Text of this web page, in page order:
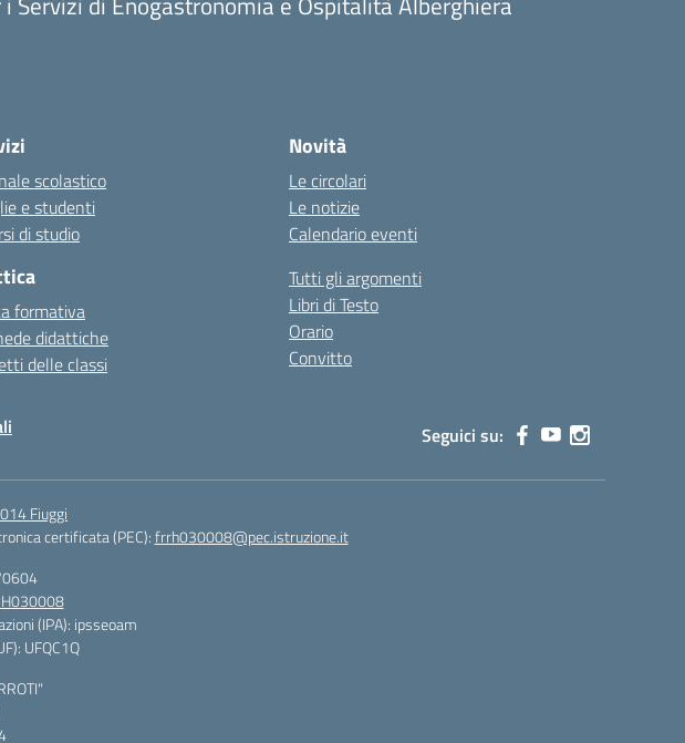
scolastico
e studenti
di studio
formativa
didattiche
delle classi
Novità
Le circolari
Le notizie
Calendario eventi
Tutti gli argomenti
Libri di Testo
Orario
Convitto
Seguici su:
Fiuggi
certificata (PEC):frrh030008@pec.istruzione.it
(IPA): ipsseoam
UFQC1Q